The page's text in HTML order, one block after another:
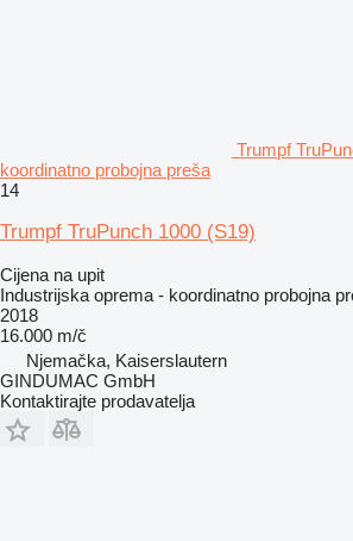
Trumpf
koordinatno probojna preša
14
Trumpf TruPunch 1000 (S19)
Cijena na upit
Industrijska oprema - koordinatno probojna
2018
16.000 m/č
Njemačka, Kaiserslautern
GINDUMAC GmbH
Kontaktirajte prodavatelja